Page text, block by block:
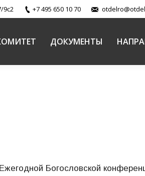
9с2 +7 495 650 10 70
ДОКУМЕНТЫ
Богословской